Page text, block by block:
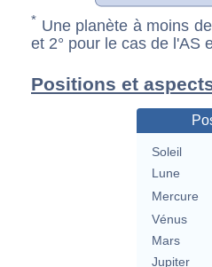
* Une planète à moins
et 2° pour le cas de l'AS
Positions et
Soleil
Lune
Mercure
Vénus
Mars
Jupiter